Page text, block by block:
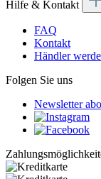
Hilfe & Kontakt
FAQ
Kontakt
Händler
Folgen Sie uns
Newsletter